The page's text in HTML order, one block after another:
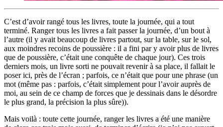
C’est d’avoir rangé tous les livres, toute la journée, qui a tout
terminé. Ranger tous les livres a fait passer la journée, d’un bout à
l’autre (il y avait beaucoup de livres partout, sur la table, sur le sol,
aux moindres recoins de poussière : il a fini par y avoir plus de livres
que de poussière, c’était une conquête de chaque jour). Ces trois
derniers mois, un livre sorti ne pouvait revenir à sa place, il fallait le
poser ici, près de l’écran ; parfois, ce n’était que pour une phrase (un
mot (même pas : parfois, c’était simplement pour l’avoir auprès de
moi, au sein de ce champ de forces que je dessinais dans le désordre
le plus grand, la précision la plus sûre)).
Mais voilà : toute cette journée, ranger les livres a été une manière